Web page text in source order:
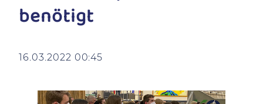
benötigt
16.03.2022 00:45